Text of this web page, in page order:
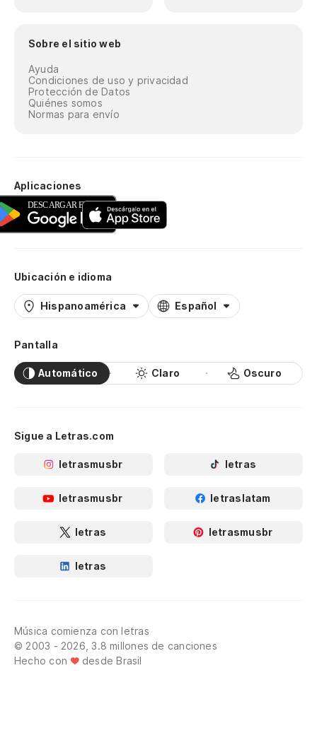
Sobre el sitio web
Ayuda
Condiciones de uso y privacidad
Protección de Datos
Quiénes somos
Normas para envío
Aplicaciones
Ubicación e idioma
Hispanoamérica Español
Pantalla
Automático Claro Oscuro
Sigue a Letras.com
letrasmusbr letras
letrasmusbr letraslatam
letras letrasmusbr
letras
Música comienza con letras
© 2003 - 2026, 3.8 millones de canciones
Hecho con
desde Brasil